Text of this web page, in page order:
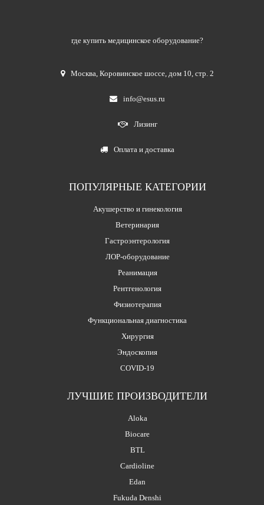
где купить медицинское оборудование?
Москва,Коровинское шоссе, дом 10, стр. 2
info@esus.ru
Лизинг
Оплата и доставка
ПОПУЛЯРНЫЕ КАТЕГОРИИ
Акушерство и гинекология
Ветеринария
Гастроэнтерология
ЛОР-оборудование
Реанимация
Рентгенология
Физиотерапия
Функциональная диагностика
Хирургия
Эндоскопия
COVID-19
ЛУЧШИЕ ПРОИЗВОДИТЕЛИ
Aloka
Biocare
BTL
Cardioline
Edan
Fukuda Denshi